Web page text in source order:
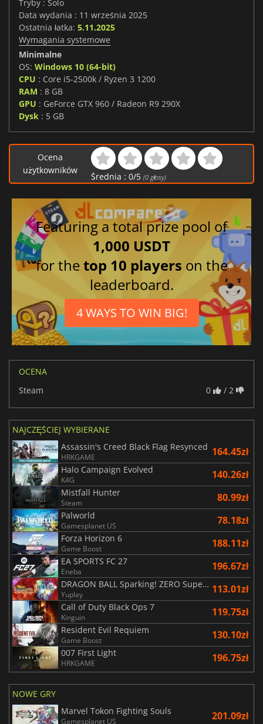
Tryby : Solo
Data wydania : 11 września 2025
Ostatnia łatka: 5.11.2025
Wymagania systemowe
Minimalne
OS: Windows 10 (64-bit)
CPU : Core i5-2500k / Ryzen 3 1200
RAM : 8 GB
GPU : GeForce GTX 960 / Radeon R9 290X
Dysk : 5 GB
Ocena
użytkowników
Średnia : 0/5 (0głosy)
Featuring a total prize pool of
1,000 USDT
for thetop 10 players on the
leaderboard.
4 WAYS TO WIN BIG!
OCENA
Steam
0 / 2
NAJCZĘŚCIEJ WYBIERANE
Assassin's Creed Black Flag Resynced
HRKGAME 164.45zł
Halo Campaign Evolved
K4G 140.26zł
Mistfall Hunter
Steam 80.99zł
Palworld
Gamesplanet US 78.18zł
Forza Horizon 6
Game Boost 188.11zł
EA SPORTS FC 27
Eneba 196.67zł
DRAGON BALL Sparking! ZERO Super Limit Breaking NEO
Yuplay 113.01zł
Call of Duty Black Ops 7
Kinguin 119.75zł
Resident Evil Requiem
Game Boost 130.10zł
007 First Light
HRKGAME 196.75zł
NOWE GRY
Marvel Tokon Fighting Souls
Gamesplanet US 201.09zł